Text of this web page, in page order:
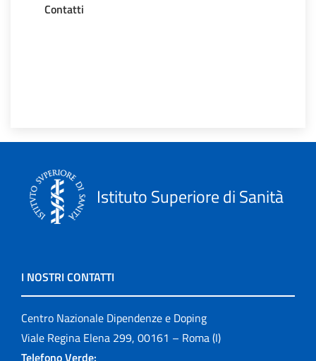
Contatti
Istituto Superiore di Sanità
I NOSTRI CONTATTI
Centro Nazionale Dipendenze e Doping
Viale Regina Elena 299, 00161 – Roma (I)
Telefono Verde: